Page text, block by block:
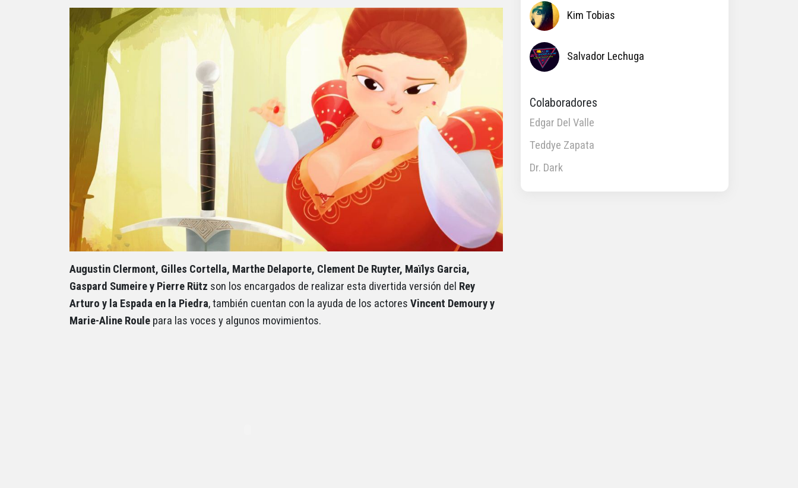
Augustin Clermont, Gilles Cortella, Marthe Delaporte, Clement De Ruyter, Maïlys Garcia,
Gaspard Sumeire y Pierre Rütz son los encargados de realizar esta divertida versión del Rey
Arturo y la Espada en la Piedra, también cuentan con la ayuda de los actores Vincent Demoury y
Marie-Aline Roule para las voces y algunos movimientos.
Kim Tobias
Salvador Lechuga
Colaboradores
Edgar Del Valle
Teddye Zapata
Dr. Dark